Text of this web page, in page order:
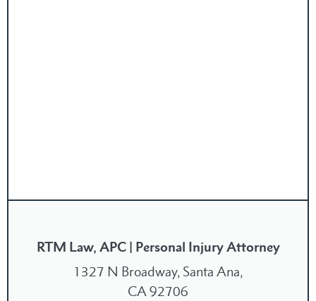
RTM Law, APC | Personal Injury Attorney
1327 N Broadway, Santa Ana,
CA 92706